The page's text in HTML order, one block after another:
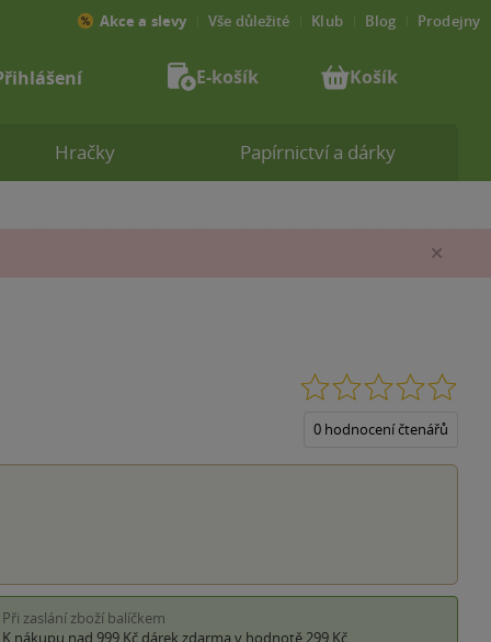
0 hodnocení čtenářů
Při zaslání zboží balíčkem
K nákupu nad 999 Kč dárek zdarma v hodnotě 299 Kč
Hračky Papírnictví a dárky
Akce a slevy Vše důležité Klub Blog Prodejny
E-košík Košík